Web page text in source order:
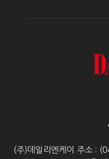
(주)데일리엔케이 주소 :